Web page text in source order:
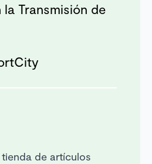
la Transmisión de
tienda de artículos